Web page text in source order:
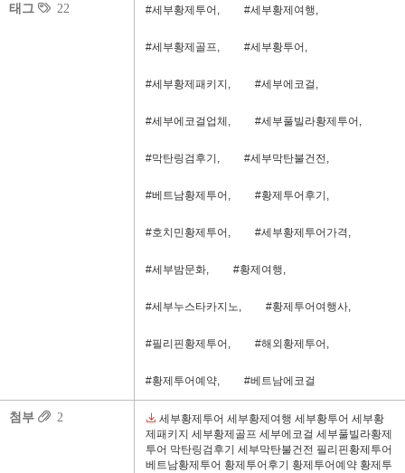
태그 22 #세부황제투어, #세부황제여행,
#세부황제골프, #세부황투어,
#세부황제패키지, #세부에코걸,
#세부에코걸업체, #세부풀빌라황제투어,
#막탄링검후기, #세부막탄불건전,
#베트남황제투어, #황제투어후기,
#호치민황제투어, #세부황제투어가격,
#세부밤문화, #황제여행,
#세부누스타카지노, #황제투어여행사,
#필리핀황제투어, #해외황제투어,
#황제투어예약, #베트남에코걸
첨부 2
세부황제투어 세부황제여행 세부황투어 세부황
제패키지 세부황제골프 세부에코걸 세부풀빌라황제
투어 막탄링검후기 세부막탄불건전 필리핀황제투어
베트남황제투어 황제투어후기 황제투어예약 황제투